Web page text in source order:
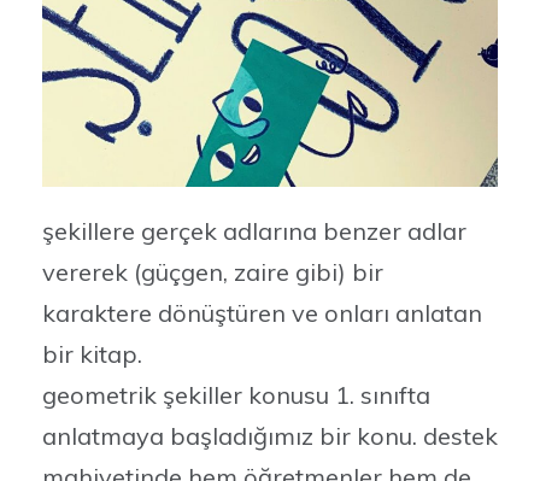
şekillere gerçek adlarına benzer adlar
vererek (güçgen, zaire gibi) bir
karaktere dönüştüren ve onları anlatan
bir kitap.
geometrik şekiller konusu 1. sınıfta
anlatmaya başladığımız bir konu. destek